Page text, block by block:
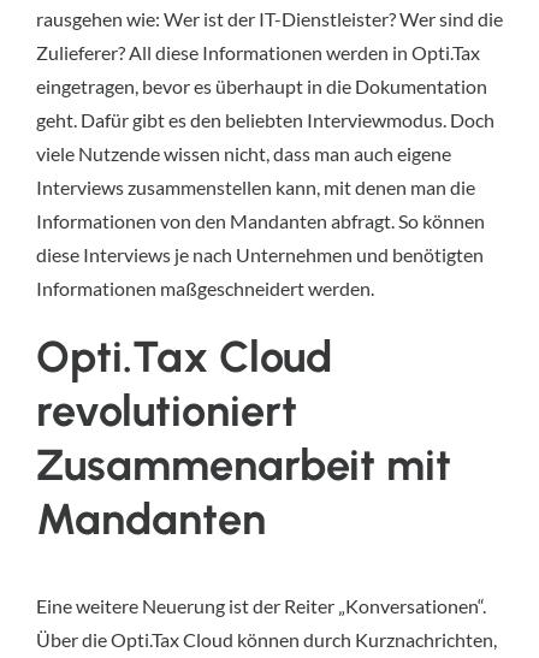
rausgehen wie: Wer ist der IT-Dienstleister? Wer sind die
Zulieferer? All diese Informationen werden in Opti.Tax
eingetragen, bevor es überhaupt in die Dokumentation
geht. Dafür gibt es den beliebten Interviewmodus. Doch
viele Nutzende wissen nicht, dass man auch eigene
Interviews zusammenstellen kann, mit denen man die
Informationen von den Mandanten abfragt. So können
diese Interviews je nach Unternehmen und benötigten
Informationen maßgeschneidert werden.
Opti.Tax Cloud
revolutioniert
Zusammenarbeit mit
Mandanten
Eine weitere Neuerung ist der Reiter „Konversationen“.
Über die Opti.Tax Cloud können durch Kurznachrichten,